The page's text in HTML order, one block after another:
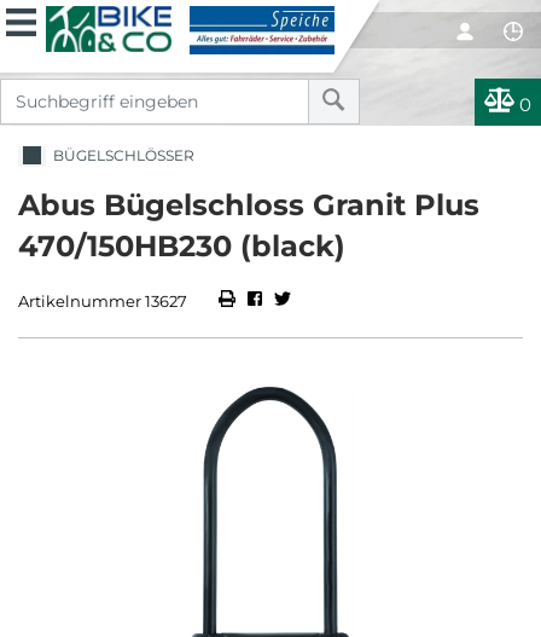
0
BÜGELSCHLÖSSER
Abus Bügelschloss Granit Plus
470/150HB230 (black)
Artikelnummer 13627